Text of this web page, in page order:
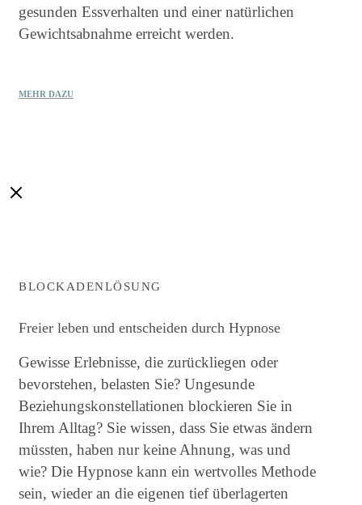
gesunden Essverhalten und einer natürlichen
Gewichtsabnahme erreicht werden.
MEHR DAZU
BLOCKADENLÖSUNG
Freier leben und entscheiden durch Hypnose
Gewisse Erlebnisse, die zurückliegen oder
bevorstehen, belasten Sie? Ungesunde
Beziehungskonstellationen blockieren Sie in
Ihrem Alltag? Sie wissen, dass Sie etwas ändern
müssten, haben nur keine Ahnung, was und
wie? Die Hypnose kann ein wertvolles Methode
sein, wieder an die eigenen tief überlagerten